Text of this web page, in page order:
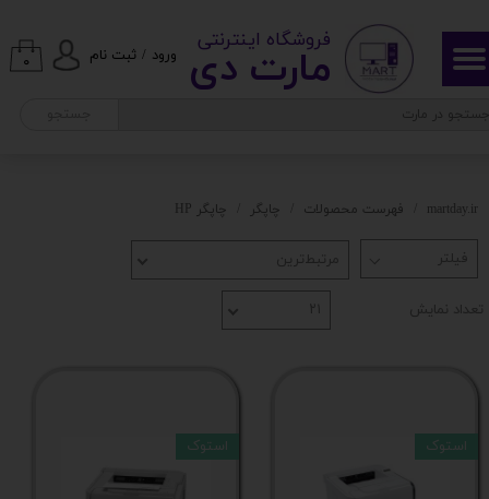
ورود / ثبت نام
حساب کاربری من
تغییر گذر واژه
خروج از حساب کاربری
۰ مارت دی​​​​​​
​ ​فروشگاه اینترنتی
martday.ir فهرست محصولات چاپگر چاپگر HP
مرتبط‌ترین
تعداد نمایش ۲۱
استوک استوک